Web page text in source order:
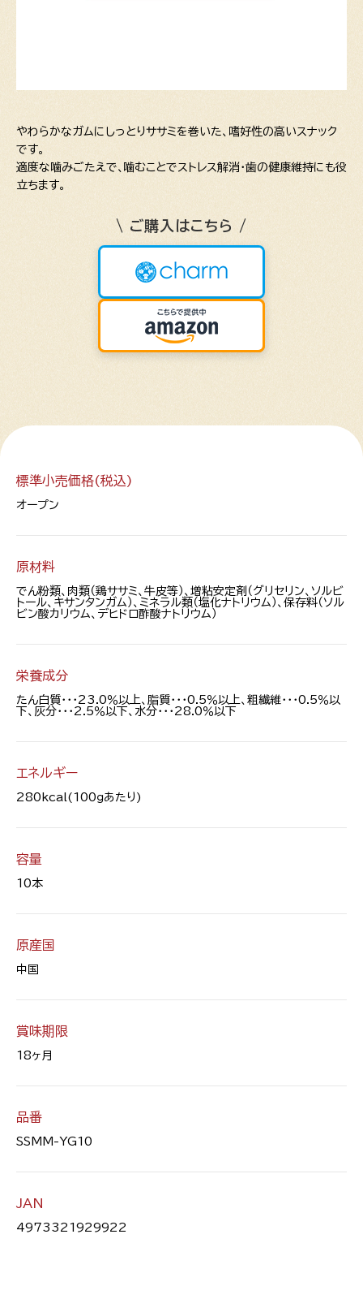
やわらかなガムにしっとりササミを巻いた、嗜好性の高いスナック
です。
適度な噛みごたえで､噛むことでストレス解消･歯の健康維持にも役
立ちます。
\ ご購入はこちら /
標準小売価格(税込)
オープン
原材料
でん粉類、肉類（鶏ササミ、牛皮等）、増粘安定剤（グリセリン、ソルビ
トール、キサンタンガム）、ミネラル類（塩化ナトリウム）、保存料（ソル
ビン酸カリウム、デヒドロ酢酸ナトリウム）
栄養成分
たん白質・・・23.0％以上、脂質・・・0.5％以上、粗繊維・・・0.5％以
下、灰分・・・2.5％以下、水分・・・28.0％以下
エネルギー
280kcal(100ｇあたり)
容量
10本
原産国
中国
賞味期限
18ヶ月
品番
SSMM-YG10
JAN
4973321929922